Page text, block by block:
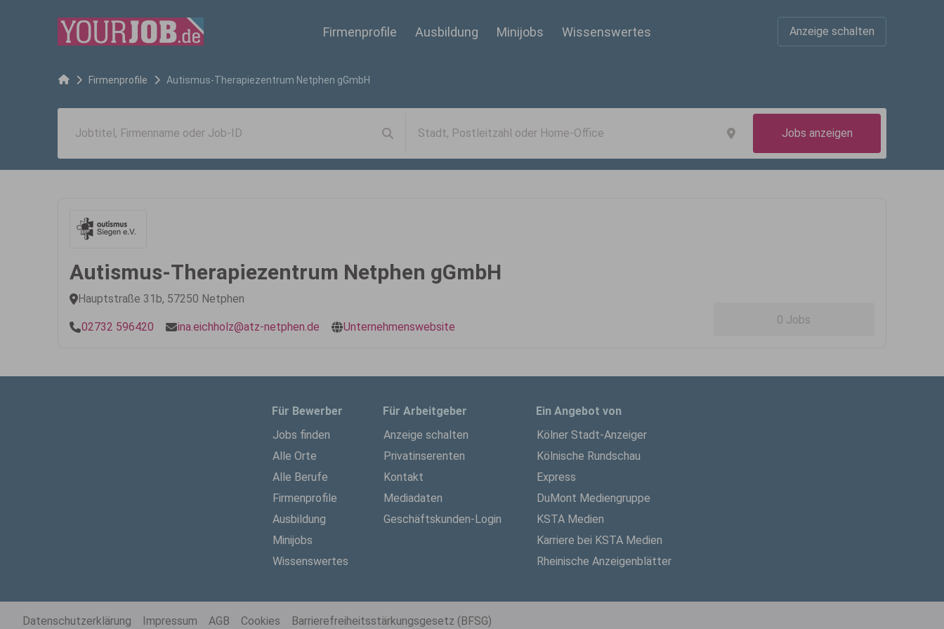
Firmenprofile Ausbildung Minijobs Wissenswertes Anzeige schalten
Firmenprofile Autismus-Therapiezentrum Netphen gGmbH
Jobs anzeigen
Autismus-Therapiezentrum Netphen gGmbH
Hauptstraße 31b, 57250 Netphen
02732 596420 ina.eichholz@atz-netphen.de Unternehmenswebsite
0 Jobs
Für Bewerber
Jobs finden
Alle Orte
Alle Berufe
Firmenprofile
Ausbildung
Minijobs
Wissenswertes
Für Arbeitgeber
Anzeige schalten
Privatinserenten
Kontakt
Mediadaten
Geschäftskunden-Login
Ein Angebot von
Kölner Stadt-Anzeiger
Kölnische Rundschau
Express
DuMont Mediengruppe
KSTA Medien
Karriere bei KSTA Medien
Rheinische Anzeigenblätter
Datenschutzerklärung Impressum AGB Cookies Barrierefreiheitsstärkungsgesetz (BFSG)